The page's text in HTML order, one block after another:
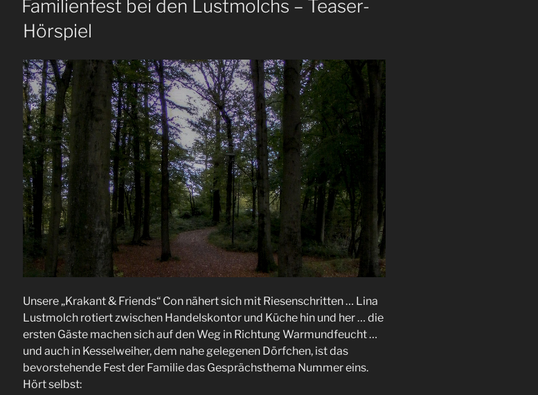
Familienfest bei den Lustmolchs – Teaser-
Hörspiel
Unsere „Krakant & Friends“ Con nähert sich mit Riesenschritten … Lina
Lustmolch rotiert zwischen Handelskontor und Küche hin und her … die
ersten Gäste machen sich auf den Weg in Richtung Warmundfeucht …
und auch in Kesselweiher, dem nahe gelegenen Dörfchen, ist das
bevorstehende Fest der Familie das Gesprächsthema Nummer eins.
Hört selbst: